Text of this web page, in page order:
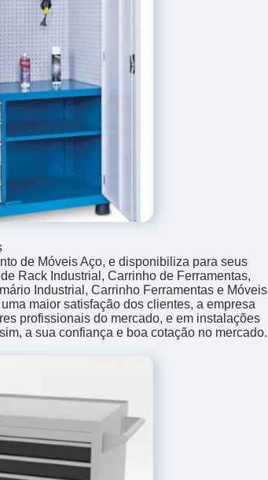
de Móveis Aço, e disponibiliza para seus
Rack Industrial, Carrinho de Ferramentas,
Industrial, Carrinho Ferramentas e Móveis
maior satisfação dos clientes, a empresa
profissionais do mercado, e em instalações
a sua confiança e boa cotação no mercado.